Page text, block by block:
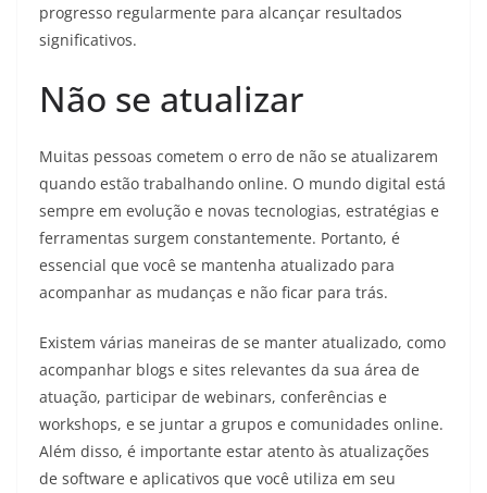
progresso regularmente para alcançar resultados
significativos.
Não se atualizar
Muitas pessoas cometem o erro de não se atualizarem
quando estão trabalhando online. O mundo digital está
sempre em evolução e novas tecnologias, estratégias e
ferramentas surgem constantemente. Portanto, é
essencial que você se mantenha atualizado para
acompanhar as mudanças e não ficar para trás.
Existem várias maneiras de se manter atualizado, como
acompanhar blogs e sites relevantes da sua área de
atuação, participar de webinars, conferências e
workshops, e se juntar a grupos e comunidades online.
Além disso, é importante estar atento às atualizações
de software e aplicativos que você utiliza em seu